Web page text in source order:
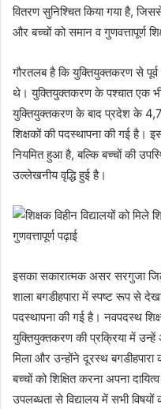
वितरण सुनिश्चित किया गया है,
और बच्चों को समान व गुणवत्तापूर्ण
गौरतलब है कि युक्तियुक्तकरण से
थे। युक्तियुक्तकरण के पश्चात एक भी
युक्तियुक्तकरण के बाद प्रदेश के
शिक्षकों की पदस्थापना की गई
नियमित हुआ है, बल्कि बच्चों की
उल्लेखनीय वृद्धि हुई है।
इसका सकारात्मक असर सरगुजा
शाला बगडीहपारा में स्पष्ट रूप से
पदस्थापना की गई है। नवपदस्थ
युक्तियुक्तकरण की प्रक्रिया में
मिला और उन्होंने दूरस्थ
बच्चों को शिक्षित करना अपना
उपलब्धता से विद्यालय में सभी